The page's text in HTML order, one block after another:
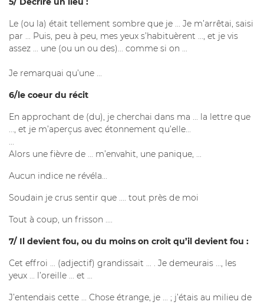
Le (ou la) était tellement sombre que je ... Je m’arrêtai, saisi
par ... Puis, peu à peu, mes yeux s’habituèrent ..., et je vis
assez ... une (ou un ou des)... comme si on ...
Je remarquai qu’une ...
6/le coeur du récit
En approchant de (du), je cherchai dans ma ... la lettre que
..., et je m’aperçus avec étonnement qu’elle...
...
Alors une fièvre de ... m’envahit, une panique, ...
Aucun indice ne révéla...
Soudain je crus sentir que .... tout près de moi
Tout à coup, un frisson ....
7/ Il devient fou, ou du moins on croit qu’il devient fou :
Cet effroi ... (adjectif) grandissait ... . Je demeurais ..., les
yeux ... l’oreille ... et ...
J’entendais cette ... Chose étrange, je ... ; j’étais au milieu de